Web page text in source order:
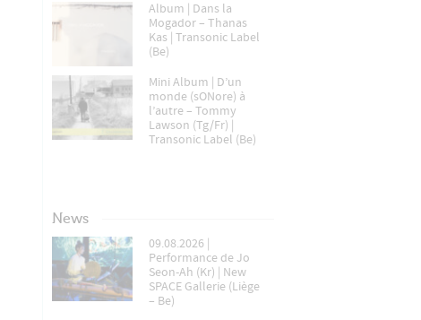
Album | Dans la
Mogador – Thanas
Kas | Transonic Label
(Be)
Mini Album | D’un
monde (sONore) à
l’autre – Tommy
Lawson (Tg/Fr) |
Transonic Label (Be)
News
09.08.2026 |
Performance de Jo
Seon-Ah (Kr) | New
SPACE Gallerie (Liège
– Be)